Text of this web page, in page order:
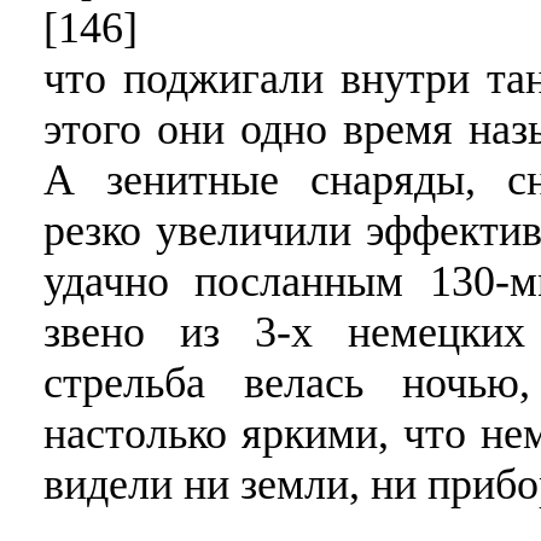
[146]
что поджигали внутри
этого они одно время
А зенитные снаряды,
резко увеличили
удачно посланным 130-
звено из 3-х
стрельба велась
настолько яркими, что
видели ни земли, ни